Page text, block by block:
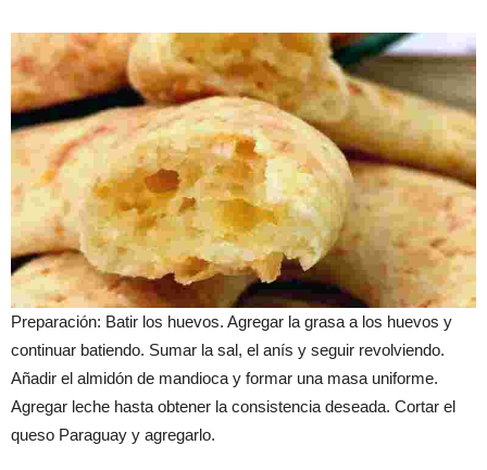
Preparación: Batir los huevos. Agregar la grasa a los huevos y
continuar batiendo. Sumar la sal, el anís y seguir revolviendo.
Añadir el almidón de mandioca y formar una masa uniforme.
Agregar leche hasta obtener la consistencia deseada. Cortar el
queso Paraguay y agregarlo.